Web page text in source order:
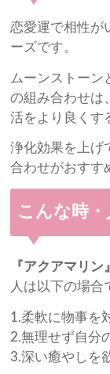
恋愛運で相性が
ーズです。
ムーンストーン
の組み合わせは
活をより良くす
浄化効果を上げ
合わせがおすす
こんな時
『アクアマリン』
人は以下の場合
1.柔軟に物事を
2.無理せず自分
3.深い癒やしを